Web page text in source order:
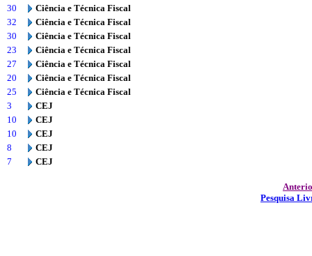
30
Ciência e Técnica Fiscal
32
Ciência e Técnica Fiscal
30
Ciência e Técnica Fiscal
23
Ciência e Técnica Fiscal
27
Ciência e Técnica Fiscal
20
Ciência e Técnica Fiscal
25
Ciência e Técnica Fiscal
3
CEJ
10
CEJ
10
CEJ
8
CEJ
7
CEJ
Pesquisa